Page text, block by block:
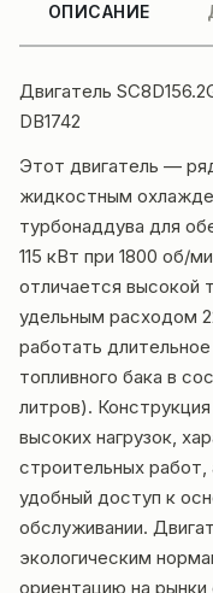
ОПИСАНИЕ
Двигатель
DB1742
Этот двигатель —
жидкостным
турбонаддува для
115 кВт при 1800 об/
отличается высокой
удельным расходом
работать
топливного бака в
литров).
высоких нагрузок,
строительных работ,
удобный доступ к
обслуживании.
экологическим
ориентацию на